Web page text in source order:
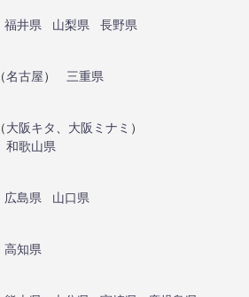
福井県 山梨県
長野県
（名古屋）
三重県
（大阪キタ 大阪ミナミ ）
和歌山県
広島県
山口県
高知県